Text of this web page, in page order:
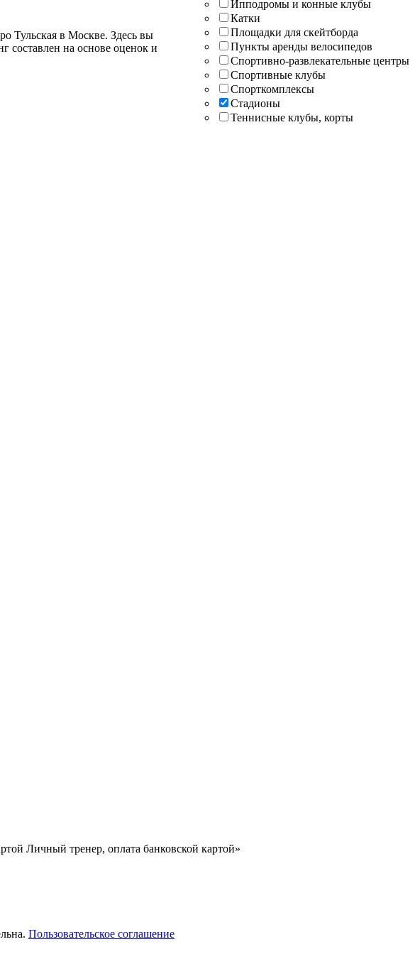
Ипподромы и конные клубы
Катки
Площадки для скейтборда
Пункты аренды велосипедов
Спортивно-развлекательные центры
Спортивные клубы
Спорткомплексы
Стадионы
Теннисные клубы, корты
Тульская в Москве. Здесь вы
составлен на основе оценок и
Личный тренер, оплата банковской картой»
Пользовательское соглашение